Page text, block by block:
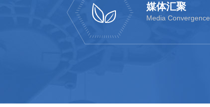
媒体汇聚
Media Convergence